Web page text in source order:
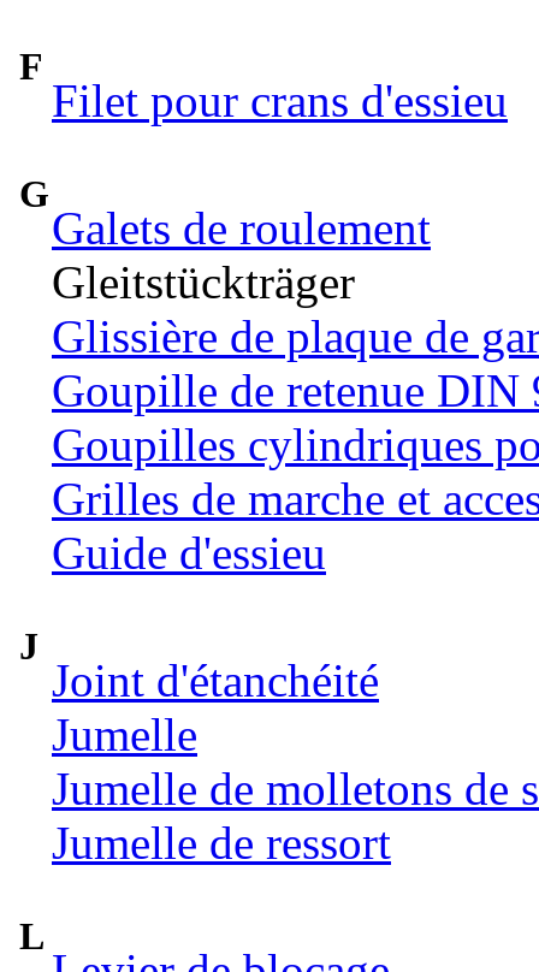
F
Filet pour crans d'essieu
G
Galets de roulement
Gleitstückträger
Glissière de plaque de
Goupille de retenue DIN
Goupilles cylindriques
Grilles de marche et
Guide d'essieu
J
Joint d'étanchéité
Jumelle
Jumelle de molletons de
Jumelle de ressort
L